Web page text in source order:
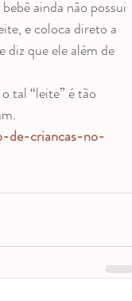
ainda não possui
e coloca direto a
diz que ele além de
tal “leite” é tão
de-criancas-no-